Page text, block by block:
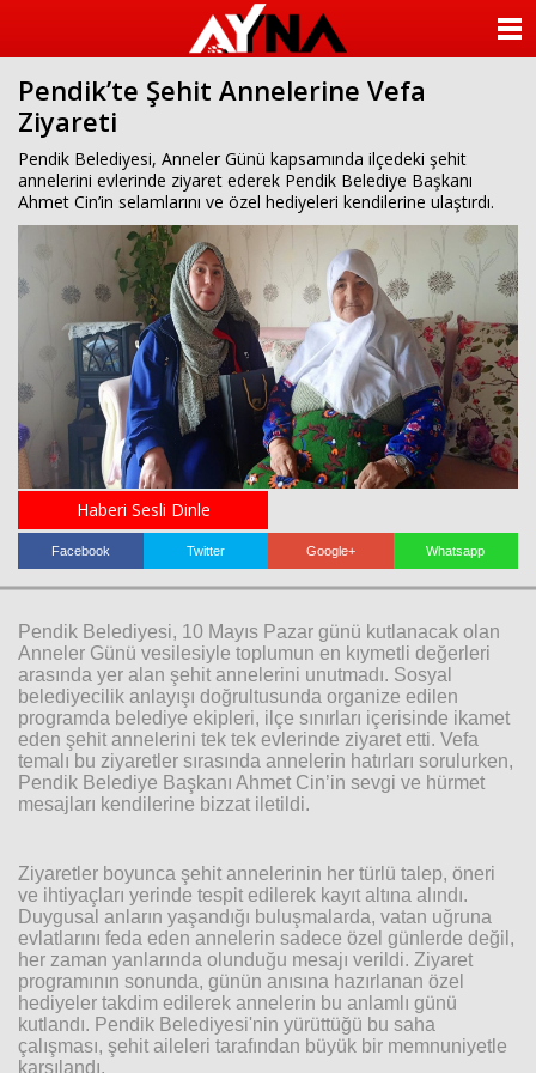
sohbet
cinsel
sohbet
sohbet
mobil
sohbet
islami
sohbetler
Pendik’te Şehit Annelerine Vefa
Ziyareti
Pendik Belediyesi, Anneler Günü kapsamında ilçedeki şehit
annelerini evlerinde ziyaret ederek Pendik Belediye Başkanı
Ahmet Cin’in selamlarını ve özel hediyeleri kendilerine ulaştırdı.
Haberi Sesli Dinle
Facebook Twitter Google+ Whatsapp
Pendik Belediyesi, 10 Mayıs Pazar günü kutlanacak olan
Anneler Günü vesilesiyle toplumun en kıymetli değerleri
arasında yer alan şehit annelerini unutmadı. Sosyal
belediyecilik anlayışı doğrultusunda organize edilen
programda belediye ekipleri, ilçe sınırları içerisinde ikamet
eden şehit annelerini tek tek evlerinde ziyaret etti. Vefa
temalı bu ziyaretler sırasında annelerin hatırları sorulurken,
Pendik Belediye Başkanı Ahmet Cin’in sevgi ve hürmet
mesajları kendilerine bizzat iletildi.
Ziyaretler boyunca şehit annelerinin her türlü talep, öneri
ve ihtiyaçları yerinde tespit edilerek kayıt altına alındı.
Duygusal anların yaşandığı buluşmalarda, vatan uğruna
evlatlarını feda eden annelerin sadece özel günlerde değil,
her zaman yanlarında olunduğu mesajı verildi. Ziyaret
programının sonunda, günün anısına hazırlanan özel
hediyeler takdim edilerek annelerin bu anlamlı günü
kutlandı. Pendik Belediyesi'nin yürüttüğü bu saha
çalışması, şehit aileleri tarafından büyük bir memnuniyetle
karşılandı.
KATEGORİLER
ANKETLER
FOTO GALERİ
VİDEO GALERİ
KÜNYE
İLETİŞİM